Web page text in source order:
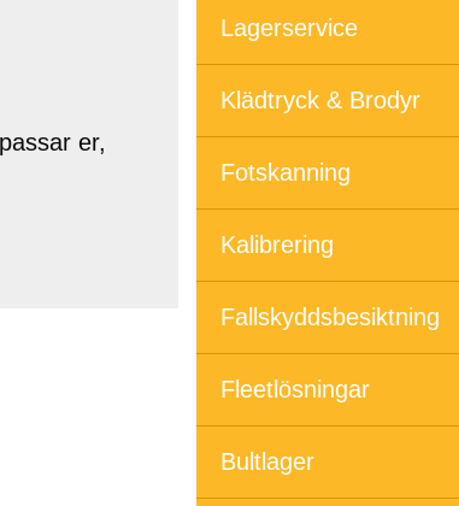
er,
Lagerservice
Klädtryck & Brodyr
Fotskanning
Kalibrering
Fallskyddsbesiktning
Fleetlösningar
Bultlager